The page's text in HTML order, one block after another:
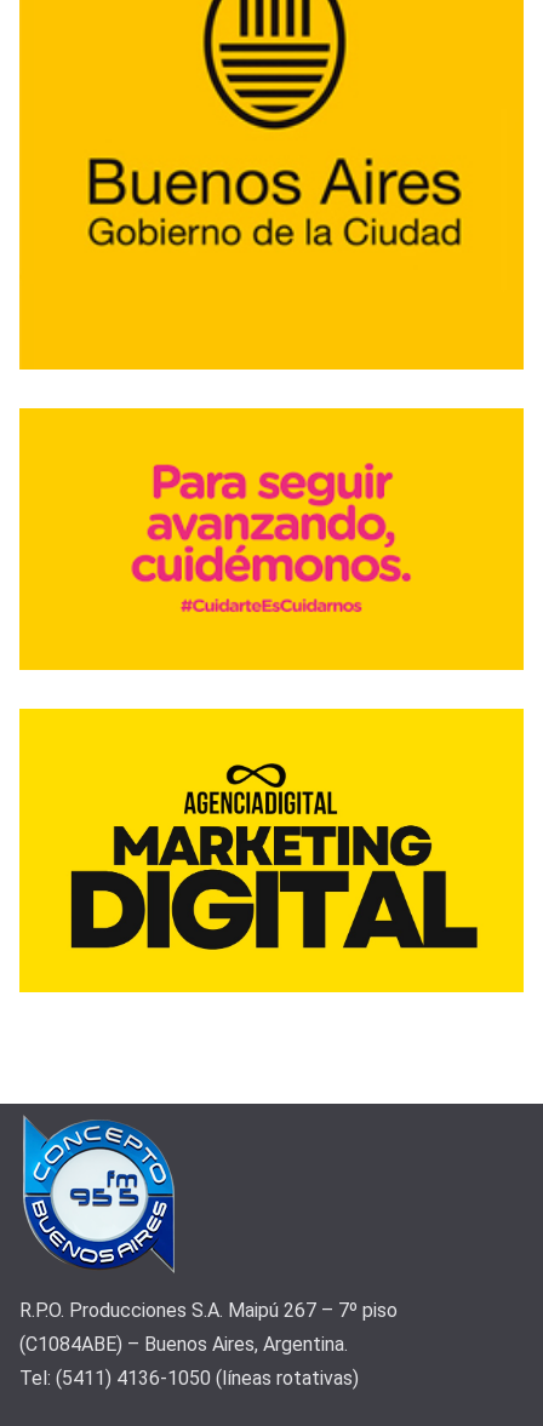
R.P.O. Producciones S.A. Maipú 267 – 7º piso
(C1084ABE) – Buenos Aires, Argentina.
Tel: (5411) 4136-1050 (líneas rotativas)